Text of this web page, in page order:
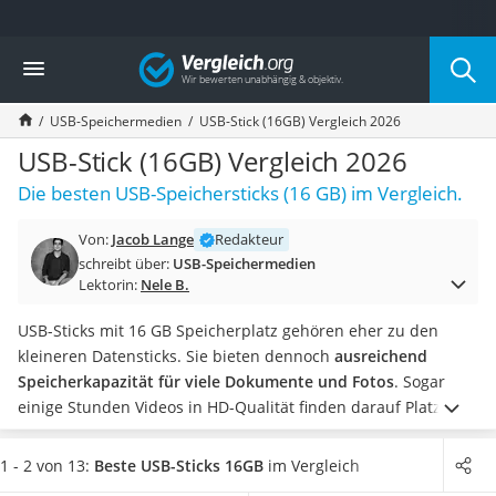
Die beliebtesten Vergleiche nach Kategorie
Elektronik
Powerstation
Monitor 32 Zoll 4K
Fernseher
Drucker
Desktop-PC
Diascanner
Laser-Multifunktionsdrucker
Powerstation mit Solarpanel
Gaming-PC
Soundbar
17-Zoll-Laptop
Satellitenschüssel
Gaming-Headset
Vergleich
USB-Speichermedien USB-Stick (16GB) Vergleich 2026
USB-Stick (16GB) Vergleich 2026
Die besten USB-Speichersticks (16 GB) im Vergleich.
Von: Jacob Lange
Redakteur
schreibt über: USB-Speichermedien
Lektorin: Nele B.
USB-Sticks mit 16 GB Speicherplatz gehören eher zu den
kleineren Datensticks. Sie bieten dennoch ausreichend
Speicherkapazität für viele Dokumente und Fotos. Sogar
einige Stunden Videos in HD-Qualität finden darauf Platz.
Ideal sind USB-Sticks laut Online-Tests für den
Datentransport. Sie sinddeutlich kompakter als HDDs,
1 - 2 von 13: Beste USB-Sticks 16GB im Vergleich